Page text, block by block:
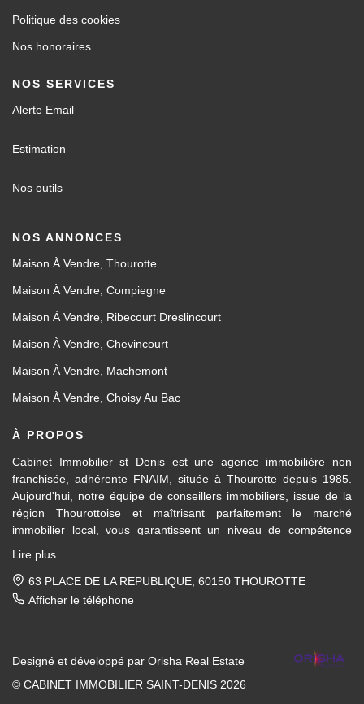
Politique des cookies
Nos honoraires
NOS SERVICES
Alerte Email
Estimation
Nos outils
NOS ANNONCES
Maison À Vendre, Thourotte
Maison À Vendre, Compiegne
Maison À Vendre, Ribecourt Dreslincourt
Maison À Vendre, Chevincourt
Maison À Vendre, Machemont
Maison À Vendre, Choisy Au Bac
À PROPOS
Cabinet Immobilier st Denis est une agence immobilière non
franchisée, adhérente FNAIM, située à Thourotte depuis 1985.
Aujourd'hui, notre équipe de conseillers immobiliers, issue de la
région Thourottoise et maîtrisant parfaitement le marché
immobilier local, vous garantissent un niveau de compétence
immobilière ainsi qu'en location et gestion.
Des formations régulières dispensées en interne et par la FNAIM,
Pour la vente de votre maison, appartement, terrain, immeuble
entre Ressons-sur-Matz et Attichy et sur tous les villages et
communes entre Compiègne et Noyon, nous mettons notre
Lire plus
63 PLACE DE LA REPUBLIQUE, 60150 THOUROTTE
Afficher le téléphone
Designé et développé par Orisha Real Estate
© CABINET IMMOBILIER SAINT-DENIS 2026